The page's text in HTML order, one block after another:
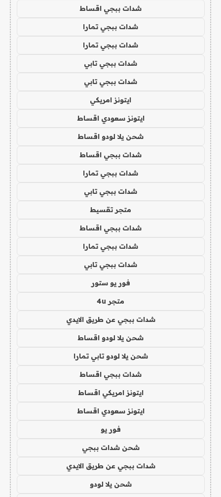
شدات ببجي اقساط
شدات ببجي تمارا
شدات ببجي تمارا
شدات ببجي تابي
شدات ببجي تابي
ايتونز امريكي
ايتونز سعودي اقساط
شحن يلا لودو اقساط
شدات ببجي اقساط
شدات ببجي تمارا
شدات ببجي تابي
متجر تقسيط
شدات ببجي اقساط
شدات ببجي تمارا
شدات ببجي تابي
فور يو ستور
متجر 4u
شدات ببجي عن طريق الايدي
شحن يلا لودو اقساط
شحن يلا لودو تابي تمارا
شدات ببجي اقساط
ايتونز امريكي اقساط
ايتونز سعودي اقساط
فور يو
شحن شدات ببجي
شدات ببجي عن طريق الايدي
شحن يلا لودو